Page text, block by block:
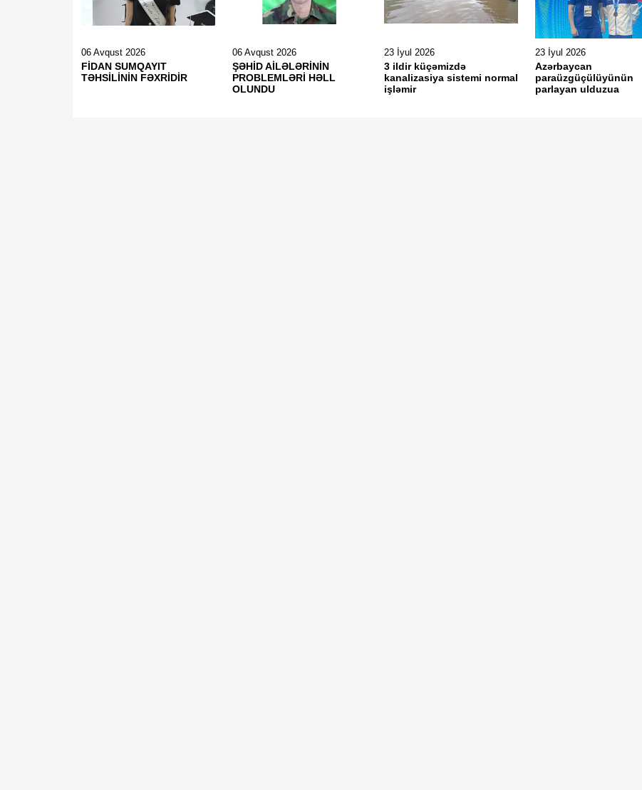
06 Avqust 2026
FİDAN SUMQAYIT
TƏHSİLİNİN FƏXRİDİR
06 Avqust 2026
ŞƏHİD AİLƏLƏRİNİN
PROBLEMLƏRİ HƏLL
OLUNDU
23 İyul 2026
3 ildir küçəmizdə
kanalizasiya sistemi normal
işləmir
23 İyul 2026
Azərbaycan
paraüzgüçülüyünün
parlayan ulduzua